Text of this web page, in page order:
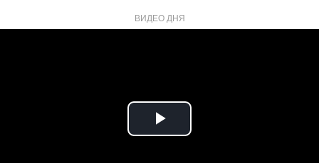
ВИДЕО ДНЯ
Play